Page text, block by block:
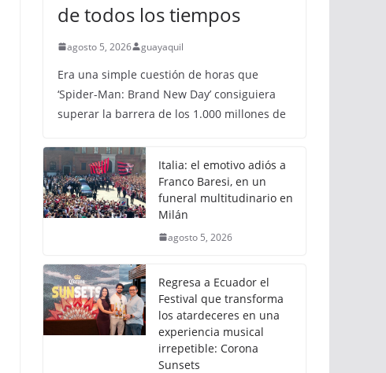
de todos los tiempos
agosto 5, 2026 guayaquil
Era una simple cuestión de horas que
‘Spider-Man: Brand New Day’ consiguiera
superar la barrera de los 1.000 millones de
Italia: el emotivo adiós a
Franco Baresi, en un
funeral multitudinario en
Milán
agosto 5, 2026
Regresa a Ecuador el
Festival que transforma
los atardeceres en una
experiencia musical
irrepetible: Corona
Sunsets